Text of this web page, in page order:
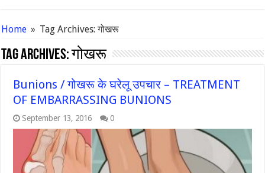
Home » Tag Archives: गोखरू
Tag Archives:गोखरू
Bunions / गोखरू के घरेलू उपचार – TREATMENT
OF EMBARRASSING BUNIONS
September 13, 2016 0